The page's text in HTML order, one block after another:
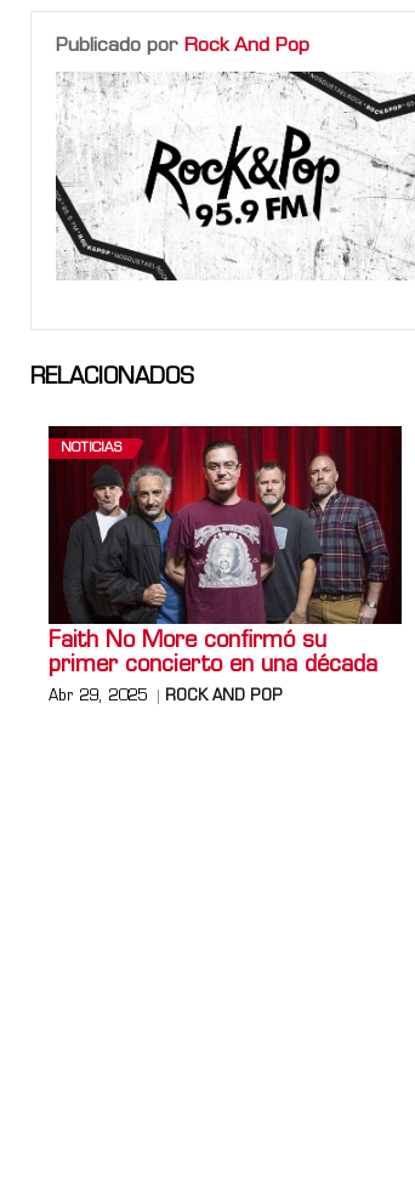
Publicado por Rock And Pop
RELACIONADOS
NOTICIAS
Faith No More confirmó su
primer concierto en una década
Abr 29, 2025 ROCK AND POP